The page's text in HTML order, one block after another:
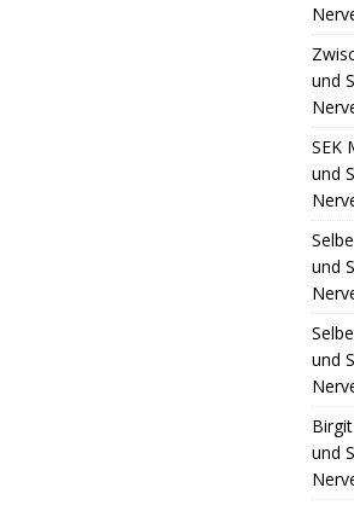
und
SEK
und
und
und
und